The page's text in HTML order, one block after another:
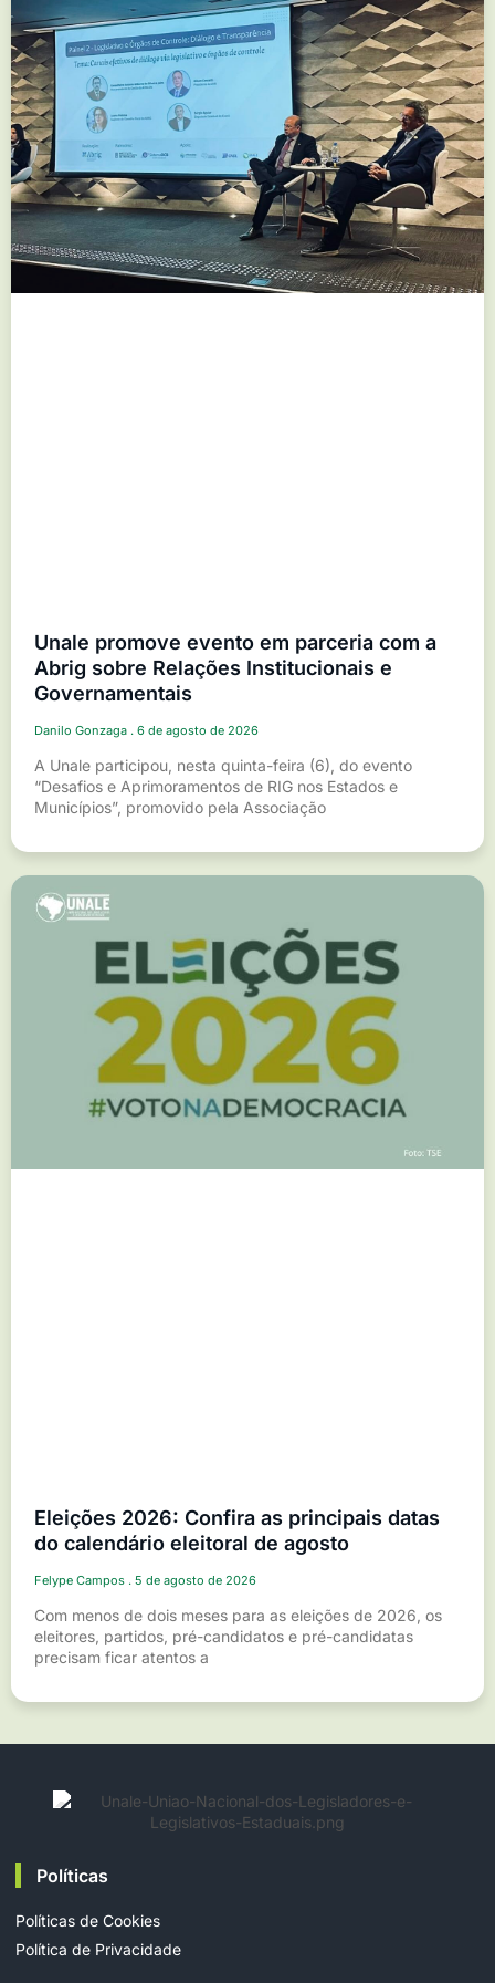
Unale promove evento em parceria com a
Abrig sobre Relações Institucionais e
Governamentais
Danilo Gonzaga 6 de agosto de 2026
A Unale participou, nesta quinta-feira (6), do evento
“Desafios e Aprimoramentos de RIG nos Estados e
Municípios”, promovido pela Associação
Eleições 2026: Confira as principais datas
do calendário eleitoral de agosto
Felype Campos 5 de agosto de 2026
Com menos de dois meses para as eleições de 2026, os
eleitores, partidos, pré-candidatos e pré-candidatas
precisam ficar atentos a
Políticas
Políticas de Cookies
Política de Privacidade